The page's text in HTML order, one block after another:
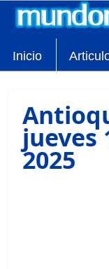
Inicio
jueves
2025